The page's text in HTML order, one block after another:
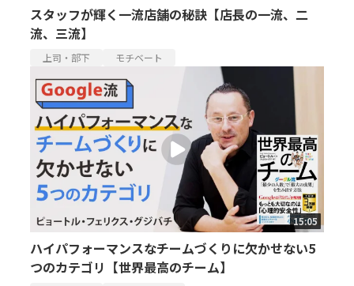
スタッフが輝く一流店舗の秘訣【店長の一流、二
流、三流】
上司・部下 モチベート
15:05
ハイパフォーマンスなチームづくりに欠かせない5
つのカテゴリ【世界最高のチーム】